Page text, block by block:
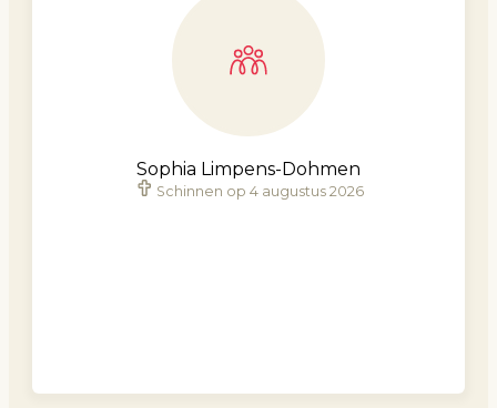
Sophia Limpens-Dohmen
Schinnen op 4 augustus 2026